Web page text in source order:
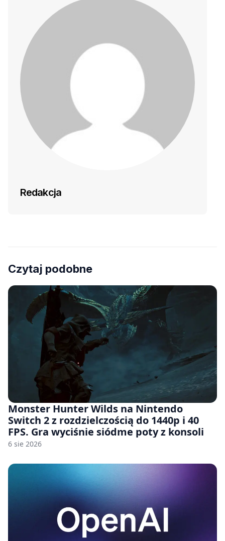
Redakcja
Czytaj podobne
Monster Hunter Wilds na Nintendo
Switch 2 z rozdzielczością do 1440p i 40
FPS. Gra wyciśnie siódme poty z konsoli
6 sie 2026